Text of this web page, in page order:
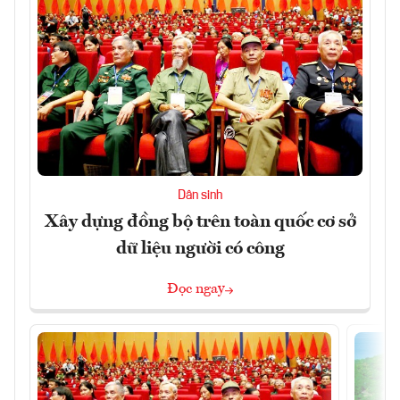
Dân sinh
Xây dựng đồng bộ trên toàn quốc cơ sở
dữ liệu người có công
Đọc ngay